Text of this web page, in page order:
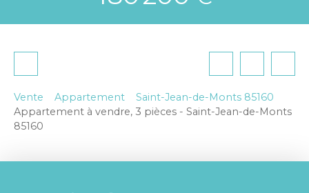
Vente Appartement
Saint-Jean-de-Monts 85160
Appartement à vendre, 3 pièces - Saint-Jean-de-Monts
85160